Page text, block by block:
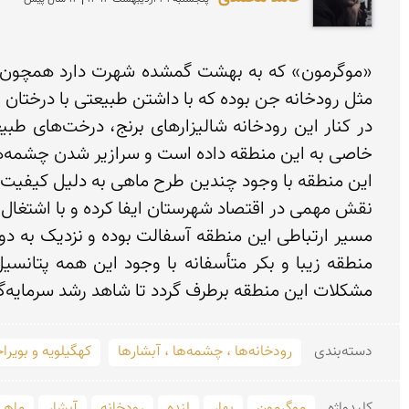
مشکلات این منطقه برطرف گردد تا شاهد رشد سرمایه‌گذاری و ایجاد مناطق گردشگری باشیم.
دسته‌بندی رودخانه‌ها ، چشمه‌ها ، آبشارها کهگیلویه و